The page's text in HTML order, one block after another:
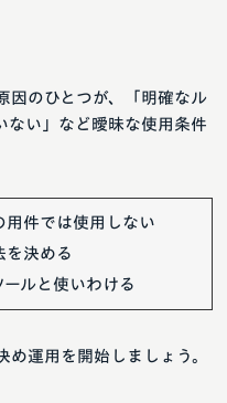
因のひとつが、「明確なル
ない」など曖昧な使用条件
用件では使用しない
を決める
ルと使いわける
運用を開始しましょう。